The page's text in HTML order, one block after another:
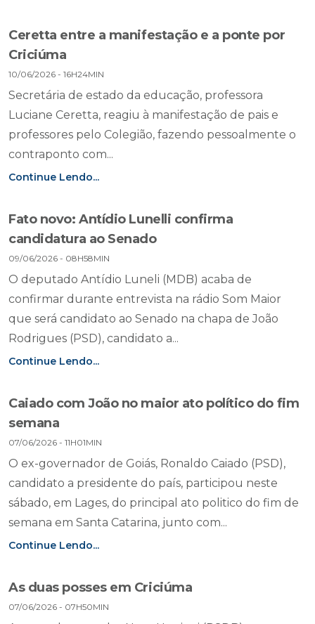
Ceretta entre a manifestação e a ponte por
Criciúma
10/06/2026 - 16H24MIN
Secretária de estado da educação, professora
Luciane Ceretta, reagiu à manifestação de pais e
professores pelo Colegião, fazendo pessoalmente o
contraponto com...
Continue Lendo...
Fato novo: Antídio Lunelli confirma
candidatura ao Senado
09/06/2026 - 08H58MIN
O deputado Antídio Luneli (MDB) acaba de
confirmar durante entrevista na rádio Som Maior
que será candidato ao Senado na chapa de João
Rodrigues (PSD), candidato a...
Continue Lendo...
Caiado com João no maior ato político do fim
semana
07/06/2026 - 11H01MIN
O ex-governador de Goiás, Ronaldo Caiado (PSD),
candidato a presidente do país, participou neste
sábado, em Lages, do principal ato politico do fim de
semana em Santa Catarina, junto com...
Continue Lendo...
As duas posses em Criciúma
07/06/2026 - 07H50MIN